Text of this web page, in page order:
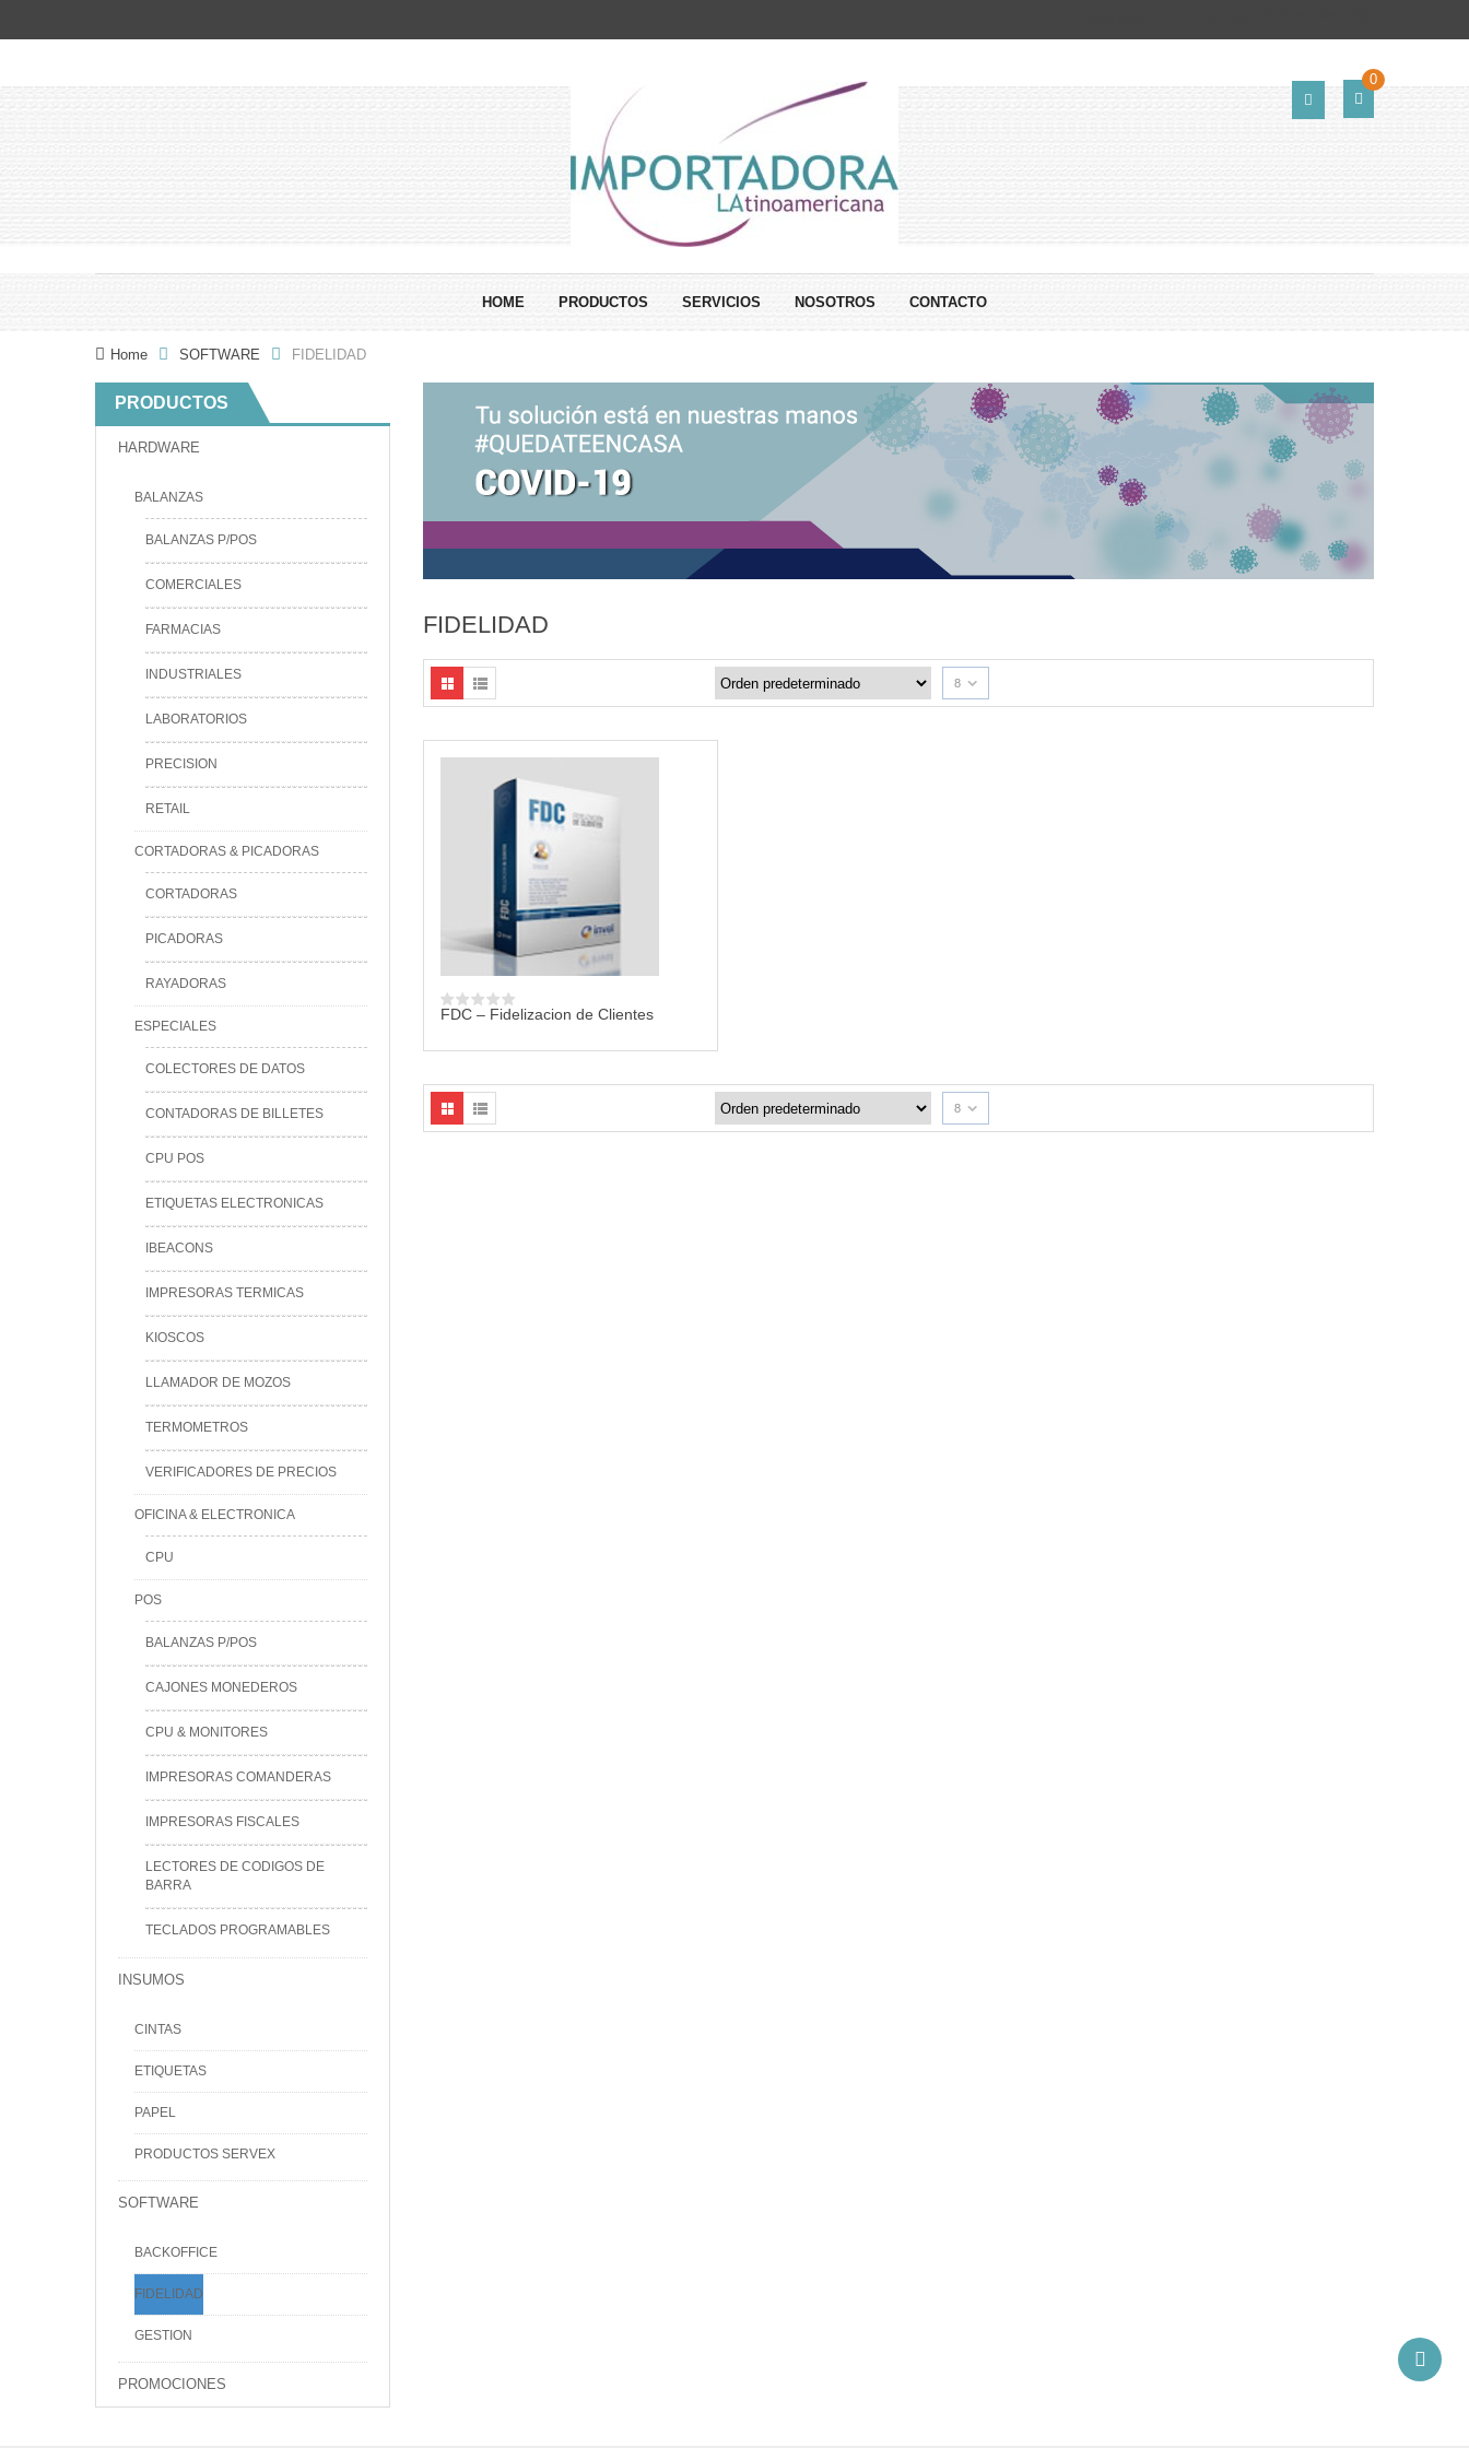
0
HOME PRODUCTOS SERVICIOS NOSOTROS CONTACTO
Home SOFTWARE FIDELIDAD
PRODUCTOS
HARDWARE
BALANZAS
BALANZAS P/POS
COMERCIALES
FARMACIAS
INDUSTRIALES
LABORATORIOS
PRECISION
RETAIL
CORTADORAS & PICADORAS
CORTADORAS
PICADORAS
RAYADORAS
ESPECIALES
COLECTORES DE DATOS
CONTADORAS DE BILLETES
CPU POS
ETIQUETAS ELECTRONICAS
IBEACONS
IMPRESORAS TERMICAS
KIOSCOS
LLAMADOR DE MOZOS
TERMOMETROS
VERIFICADORES DE PRECIOS
OFICINA & ELECTRONICA
CPU
POS
BALANZAS P/POS
CAJONES MONEDEROS
CPU & MONITORES
IMPRESORAS COMANDERAS
IMPRESORAS FISCALES
LECTORES DE CODIGOS DE
BARRA
TECLADOS PROGRAMABLES
INSUMOS
CINTAS
ETIQUETAS
PAPEL
PRODUCTOS SERVEX
SOFTWARE
BACKOFFICE
FIDELIDAD
GESTION
PROMOCIONES
FIDELIDAD
8
FDC – Fidelizacion de Clientes
8